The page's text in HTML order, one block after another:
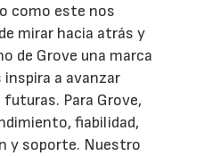
como este nos
mirar hacia atrás y
de Grove una marca
a avanzar
Para Grove,
fiabilidad,
y soporte. Nuestro